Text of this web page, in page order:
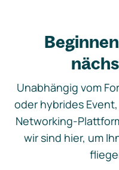
Unabhängig vom
oder hybrides
Networking-
wir sind hier, um